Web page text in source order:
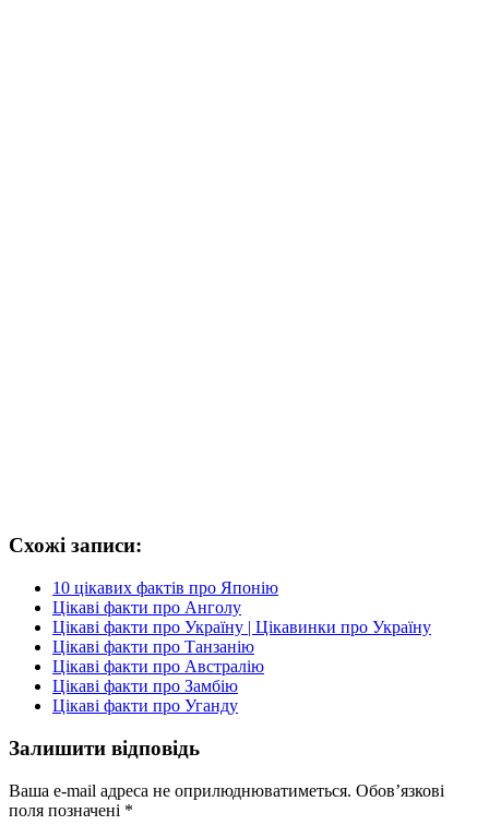
Схожі записи:
10 цікавих фактів про Японію
Цікаві факти про Анголу
Цікаві факти про Україну | Цікавинки про Україну
Цікаві факти про Танзанію
Цікаві факти про Австралію
Цікаві факти про Замбію
Цікаві факти про Уганду
Залишити відповідь
Ваша e-mail адреса не оприлюднюватиметься. Обов’язкові
поля позначені *